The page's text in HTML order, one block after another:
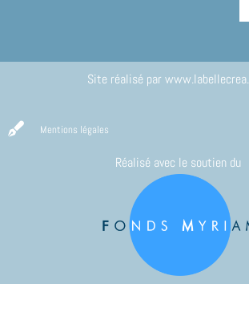
Site réalisé par
Mentions légales
Réalisé avec le soutien du